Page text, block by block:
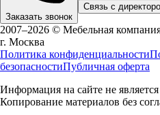
Заказать звонок
Связь с
2007–2026 © Мебельная
г. Москва
Политика конфиденциальности
безопасностиПубличная оферта
Информация на сайте не
Копирование материалов без